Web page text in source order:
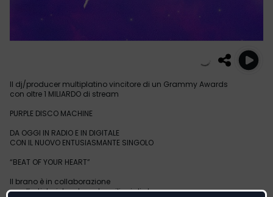
Il dj/producer multiplatino vincitore di un Grammy Awards
con oltre 1 MILIARDO di stream
PURPLE DISCO MACHINE
DA OGGI IN RADIO E IN DIGITALE
CON IL NUOVO ENTUSIASMANTE SINGOLO
“BEAT OF YOUR HEART”
Il brano è in collaborazione
con l’artista islandese da milioni di stream